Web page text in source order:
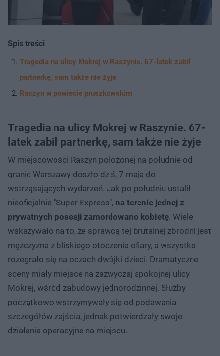
Spis treści
Tragedia na ulicy Mokrej w Raszynie. 67-latek zabił
partnerkę, sam także nie żyje
Raszyn w powiecie pruszkowskim
Tragedia na ulicy Mokrej w Raszynie. 67-
latek zabił partnerkę, sam także nie żyje
W miejscowości Raszyn położonej na południe od
granic Warszawy doszło dziś, 7 maja do
wstrząsających wydarzeń. Jak po południu ustalił
nieoficjalnie "Super Express", na terenie jednej z
prywatnych posesji zamordowano kobietę. Wiele
wskazywało na to, że sprawcą tej brutalnej zbrodni jest
mężczyzna z bliskiego otoczenia ofiary, a wszystko
rozegrało się na oczach dwójki dzieci. Dramatyczne
sceny miały miejsce na zazwyczaj spokojnej ulicy
Mokrej, wśród zabudowy jednorodzinnej. Służby
początkowo wstrzymywały się od podawania
szczegółów zajścia, jednak potwierdzały swoje
działania operacyjne na miejscu.